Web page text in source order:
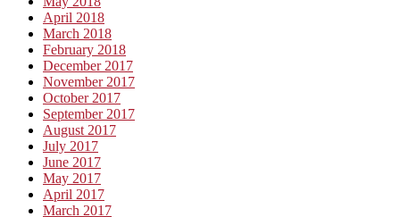
April 2018
March 2018
February 2018
December 2017
November 2017
October 2017
September 2017
August 2017
July 2017
June 2017
May 2017
April 2017
March 2017